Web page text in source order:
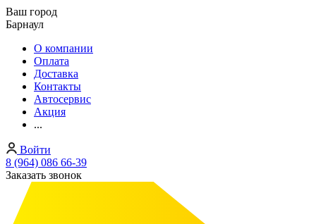
Ваш город
Барнаул
О компании
Оплата
Доставка
Контакты
Автосервис
Акция
...
Войти
8 (964) 086 66-39
Заказать звонок